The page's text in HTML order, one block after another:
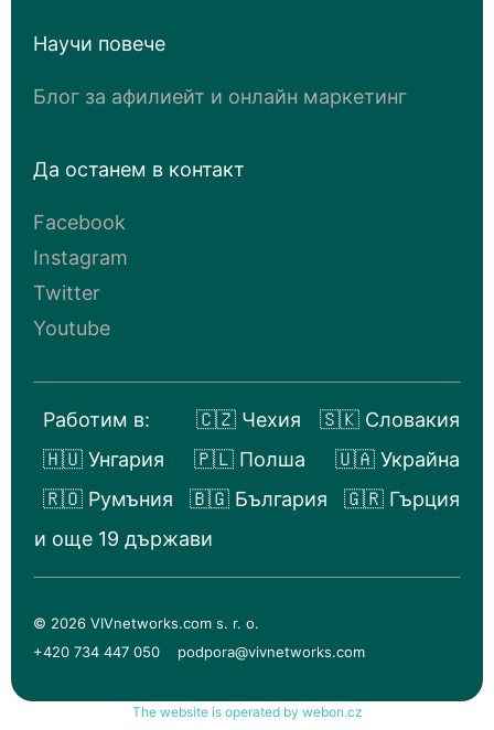
Научи повече
Блог за афилиейт и онлайн маркетинг
Да останем в контакт
Facebook
Instagram
Twitter
Youtube
Работим в: 🇨🇿 Чехия
🇸🇰 Словакия
🇭🇺 Унгария
🇵🇱 Полша
🇺🇦 Украйна
🇷🇴 Румъния
🇧🇬 България
🇬🇷 Гърция
и още 19 държави
© 2026 VIVnetworks.com s. r. o.
+420 734 447 050
podpora@vivnetworks.com
The website is operated by webon.cz